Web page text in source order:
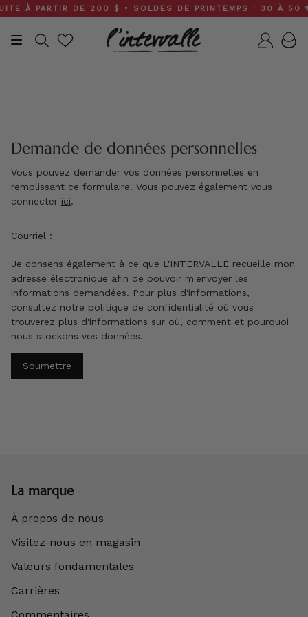
Skip
to
content
PARTIR DE 200 $ • SOLDES DE PRINTEMPS : 30 À 50
Recherche
Demande de données personnelles
Vous pouvez demander vos données personnelles en
remplissant ce formulaire. Vous pouvez également vous
connecter ici.
Courriel :
Je consens également à ce que L'INTERVALLE recueille mon
adresse électronique afin de pouvoir m'envoyer les
informations demandées. Pour plus d'informations,
consultez notre politique de confidentialité où vous
trouverez plus d'informations sur où, comment et pourquoi
nous stockons vos données.
Soumettre
La marque
À propos de nous
Visitez-nous en magasin
Valeurs fondamentales
Carrières